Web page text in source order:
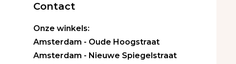
Contact
Onze winkels:
Amsterdam - Oude Hoogstraat
Amsterdam - Nieuwe Spiegelstraat